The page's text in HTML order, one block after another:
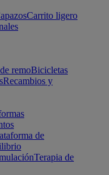
Carrito ligero
remoBicicletas
Recambios y
de
Terapia de